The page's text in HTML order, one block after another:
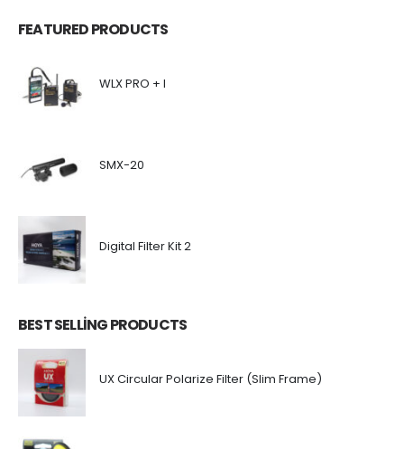
FEATURED PRODUCTS
WLX PRO + I
SMX-20
Digital Filter Kit 2
BEST SELLING PRODUCTS
UX Circular Polarize Filter (Slim Frame)